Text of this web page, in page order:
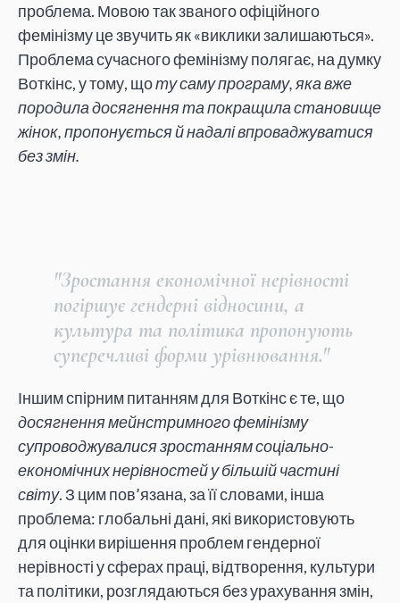
проблема. Мовою так званого офіційного
фемінізму це звучить як «виклики залишаються».
Проблема сучасного фемінізму полягає, на думку
Воткінс, у тому, щоту саму програму, яка вже
породила досягнення та покращила становище
жінок, пропонується й надалі впроваджуватися
без змін.
"Зростання економічної нерівності
погіршує гендерні відносини, а
культура та політика пропонують
суперечливі форми урівнювання."
Іншим спірним питанням для Воткінс є те, що
досягнення мейнстримного фемінізму
супроводжувалися зростанням соціально-
економічних нерівностей у більшій частині
світу. З цим пов’язана, за її словами, інша
проблема: глобальні дані, які використовують
для оцінки вирішення проблем гендерної
нерівності у сферах праці, відтворення, культури
та політики, розглядаються без урахування змін,